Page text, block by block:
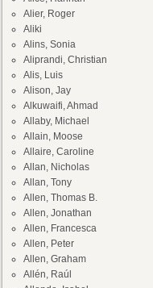
Alier, Roger
Aliki
Alins, Sonia
Aliprandi, Christian
Alis, Luis
Alison, Jay
Alkuwaifi, Ahmad
Allaby, Michael
Allain, Moose
Allaire, Caroline
Allan, Nicholas
Allan, Tony
Allen, Thomas B.
Allen, Jonathan
Allen, Francesca
Allen, Peter
Allen, Graham
Allén, Raúl